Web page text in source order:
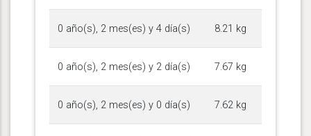
0 año(s), 2 mes(es) y 4 día(s) 8.21 kg
0 año(s), 2 mes(es) y 2 día(s) 7.67 kg
0 año(s), 2 mes(es) y 0 día(s) 7.62 kg